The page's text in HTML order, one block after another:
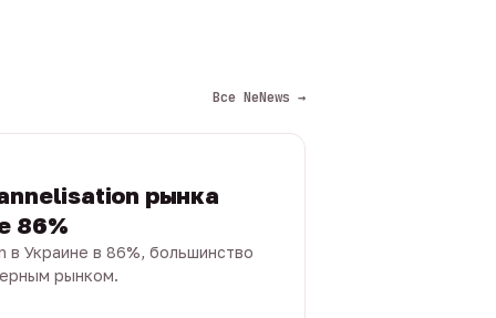
Все NeNews →
рынка
86%
в Украине в 86%, большинство
рынком.